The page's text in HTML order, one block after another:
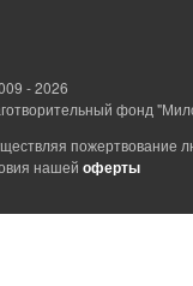
- 2026
фонд
пожертвование
нашей оферты